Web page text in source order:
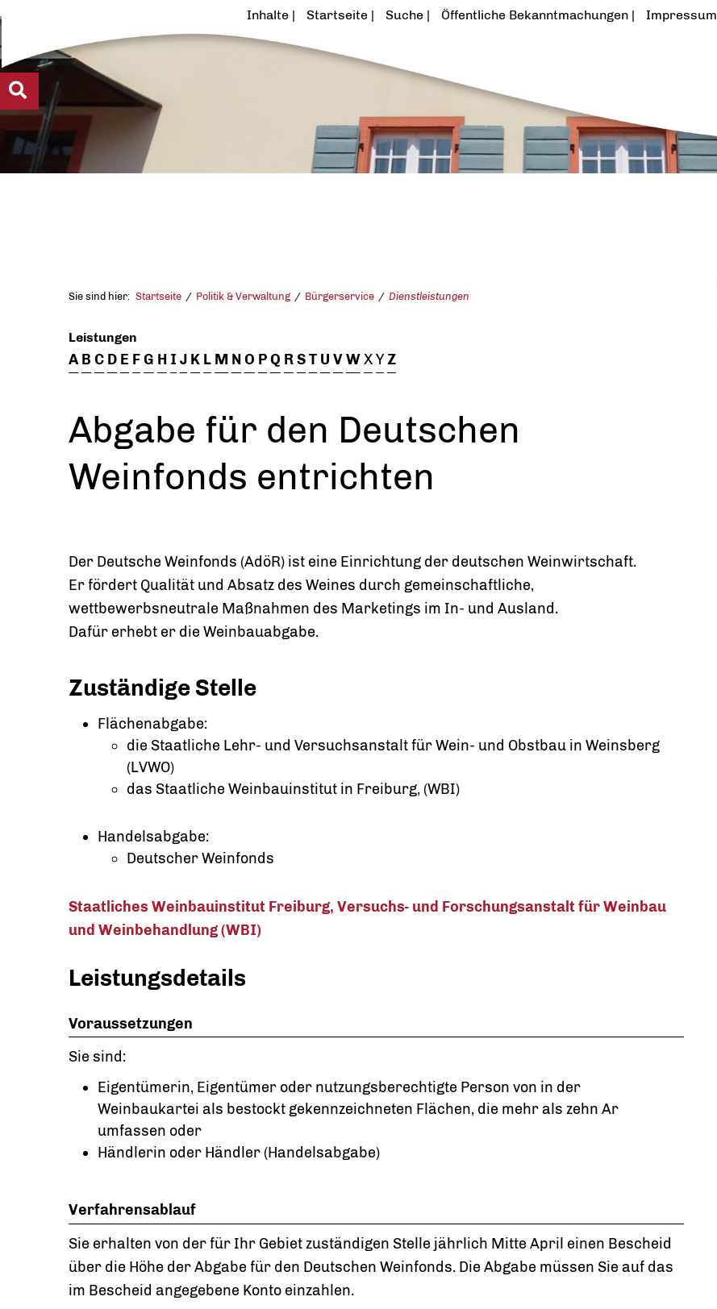
Inhalte Startseite Suche Öffentliche Bekanntmachungen Impressum
Sie sind hier: Startseite Politik & Verwaltung Bürgerservice Dienstleistungen
Leistungen
A B C D E FG H I J K L M NO PQ RST U VWXYZ
Abgabe für den Deutschen
Weinfonds entrichten
Der Deutsche Weinfonds (AdöR) ist eine Einrichtung der deutschen Weinwirtschaft.
Er fördert Qualität und Absatz des Weines durch gemeinschaftliche,
wettbewerbsneutrale Maßnahmen des Marketings im In- und Ausland.
Dafür erhebt er die Weinbauabgabe.
Zuständige Stelle
Flächenabgabe:
die Staatliche Lehr- und Versuchsanstalt für Wein- und Obstbau in Weinsberg
(LVWO)
das Staatliche Weinbauinstitut in Freiburg, (WBI)
Handelsabgabe:
Deutscher Weinfonds
Staatliches Weinbauinstitut Freiburg, Versuchs- und Forschungsanstalt für Weinbau
und Weinbehandlung (WBI)
Leistungsdetails
Voraussetzungen
Sie sind:
Eigentümerin, Eigentümer oder nutzungsberechtigte Person von in der
Weinbaukartei als bestockt gekennzeichneten Flächen, die mehr als zehn Ar
umfassen oder
Händlerin oder Händler (Handelsabgabe)
Verfahrensablauf
Sie erhalten von der für Ihr Gebiet zuständigen Stelle jährlich Mitte April einen Bescheid
über die Höhe der Abgabe für den Deutschen Weinfonds. Die Abgabe müssen Sie auf das
im Bescheid angegebene Konto einzahlen.